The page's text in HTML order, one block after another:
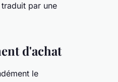
par une
d'achat
le